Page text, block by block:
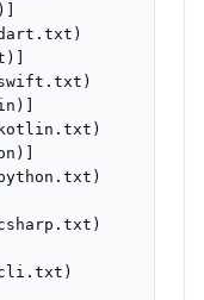
dart.txt)
swift.txt)
kotlin.txt)
cli.txt)